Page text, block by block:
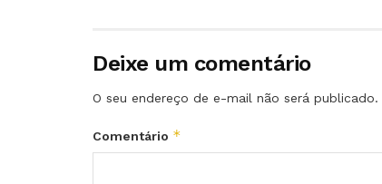
Deixe um comentário
O seu endereço de e-mail não será publicado.
Comentário *